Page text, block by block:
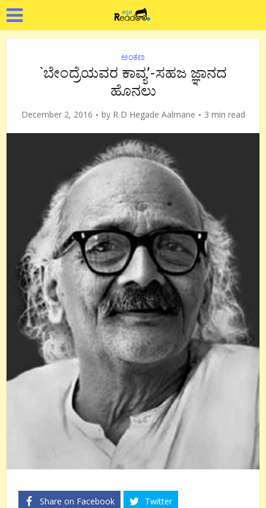
ಅಂಕಣ
`ಬೇಂದ್ರೆಯವರ ಕಾವ್ಯ’-ಸಹಜ ಜ್ಞಾನದ
ಹೊನಲು
December 2, 2016 by R D Hegade Aalmane 3 min read
Share on Facebook Twitter